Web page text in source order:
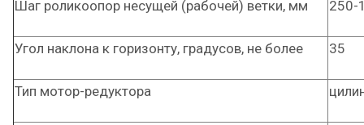
Шаг роликоопор несущей (рабочей) ветки, мм 250-
Угол наклона к горизонту, градусов, не более 35
Тип мотор-редуктора